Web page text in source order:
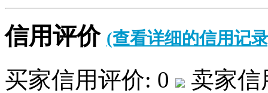
信用评价 (查看详细的信用记
买家信用评价: 0 卖家